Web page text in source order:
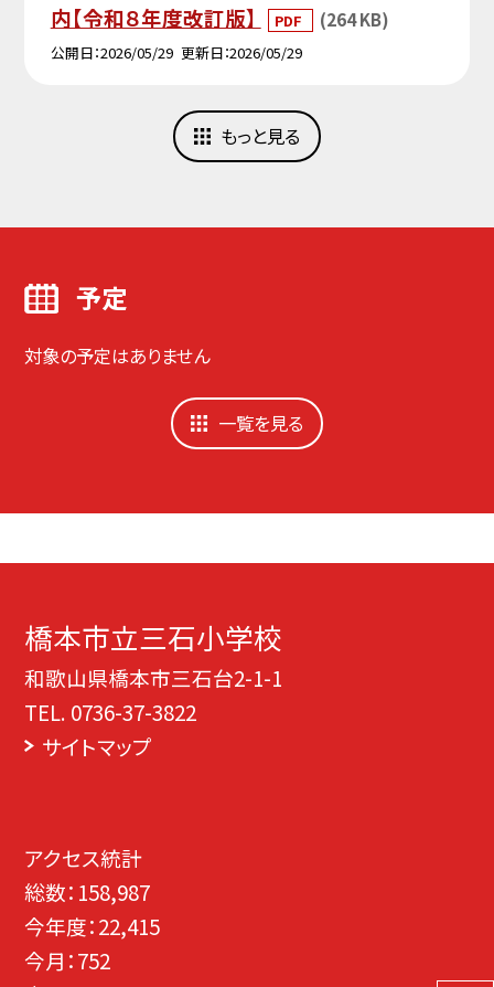
内【令和８年度改訂版】
PDF (264 KB)
公開日 2026/05/29 更新日 2026/05/29
もっと見る
予定
対象の予定はありません
一覧を見る
橋本市立三石小学校
和歌山県橋本市三石台2-1-1
TEL. 0736-37-3822
サイトマップ
アクセス統計
総数： 158,987
今年度：22,415
今月：752